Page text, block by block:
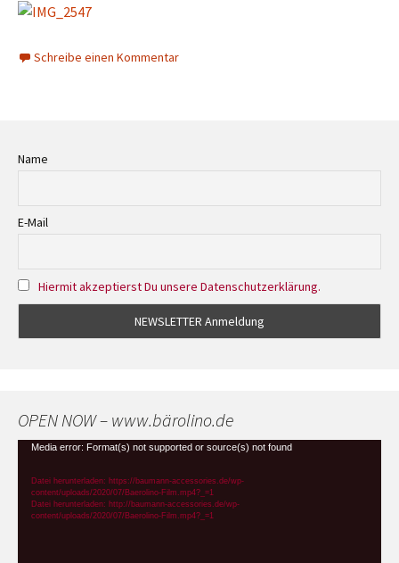
Schreibe einen Kommentar
Name
E-Mail
Hiermit akzeptierst Du unsere Datenschutzerklärung.
OPEN NOW – www.bärolino.de
Video-
Media error: Format(s) not supported or source(s) not found
Datei herunterladen: https://baumann-accessories.de/wp-
content/uploads/2020/07/Baerolino-Film.mp4?_=1
Datei herunterladen: http://baumann-accessories.de/wp-
content/uploads/2020/07/Baerolino-Film.mp4?_=1